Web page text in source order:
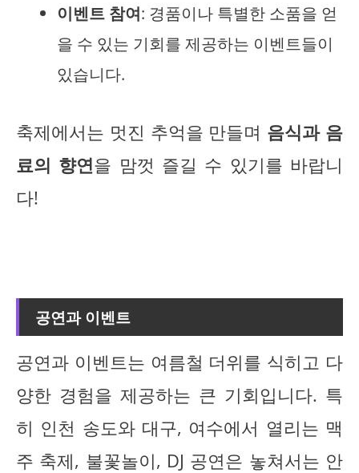
이벤트 참여: 경품이나 특별한 소품을 얻
을 수 있는 기회를 제공하는 이벤트들이
있습니다.
축제에서는 멋진 추억을 만들며 음식과 음
료의 향연을 맘껏 즐길 수 있기를 바랍니
다!
공연과 이벤트
공연과 이벤트는 여름철 더위를 식히고 다
양한 경험을 제공하는 큰 기회입니다. 특
히 인천 송도와 대구, 여수에서 열리는 맥
주 축제, 불꽃놀이, DJ 공연은 놓쳐서는 안